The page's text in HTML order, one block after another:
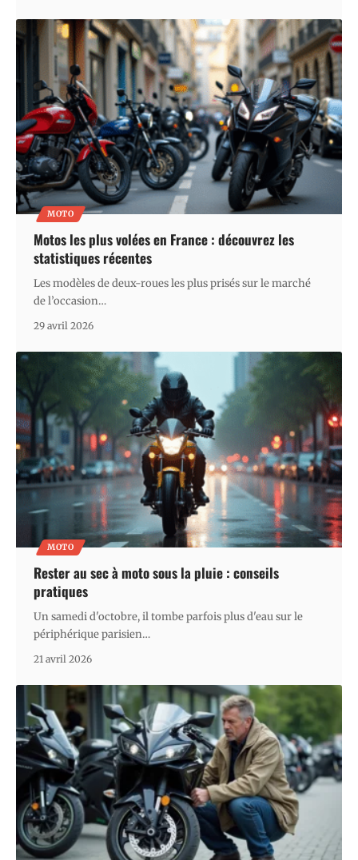
MOTO
Motos les plus volées en France : découvrez les
statistiques récentes
Les modèles de deux-roues les plus prisés sur le marché
de l’occasion…
29 avril 2026
MOTO
Rester au sec à moto sous la pluie : conseils
pratiques
Un samedi d'octobre, il tombe parfois plus d'eau sur le
périphérique parisien…
21 avril 2026